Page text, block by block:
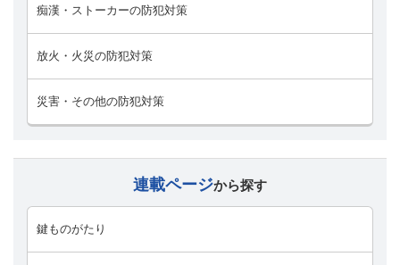
痴漢・ストーカーの防犯対策
放火・火災の防犯対策
災害・その他の防犯対策
連載ページから探す
鍵ものがたり